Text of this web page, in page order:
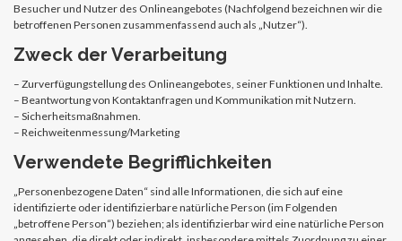
Besucher und Nutzer des Onlineangebotes (Nachfolgend bezeichnen wir die
betroffenen Personen zusammenfassend auch als „Nutzer“).
Zweck der Verarbeitung
– Zurverfügungstellung des Onlineangebotes, seiner Funktionen und Inhalte.
– Beantwortung von Kontaktanfragen und Kommunikation mit Nutzern.
– Sicherheitsmaßnahmen.
– Reichweitenmessung/Marketing
Verwendete Begrifflichkeiten
„Personenbezogene Daten“ sind alle Informationen, die sich auf eine
identifizierte oder identifizierbare natürliche Person (im Folgenden
„betroffene Person“) beziehen; als identifizierbar wird eine natürliche Person